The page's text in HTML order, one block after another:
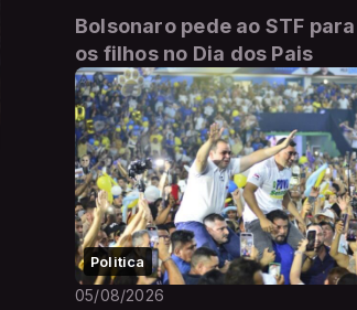
Bolsonaro pede ao STF
os filhos no Dia dos Pais
Politica
05/08/2026